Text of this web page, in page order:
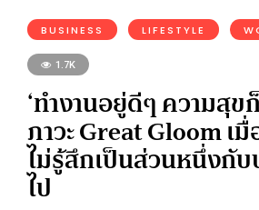
BUSINESS LIFESTYLE
1.7K
‘ทำงานอยู่ดีๆ ความสุข
ภาวะ Great Gloom เ
ไม่รู้สึกเป็นส่วนหนึ่งกั
ไป